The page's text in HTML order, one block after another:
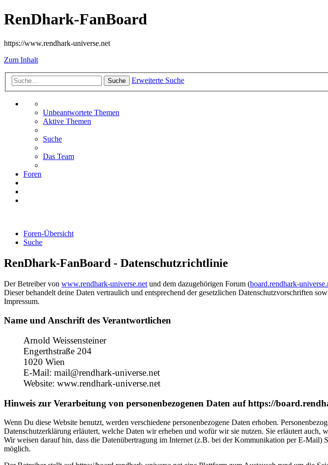
RenDhark-FanBoard
https://www.rendhark-universe.net
Zum Inhalt
Suche Erweiterte Suche
Unbeantwortete Themen
Aktive Themen
Suche
Das Team
Foren
Foren-Übersicht
Suche
RenDhark-FanBoard - Datenschutzrichtlinie
Der Betreiber von www.rendhark-universe.net und dem dazugehörigen Forum (board.rendhark-
Dieser behandelt deine Daten vertraulich und entsprechend der gesetzlichen Datenschutzvorschriften
Impressum.
Name und Anschrift des Verantwortlichen
Arnold Weissensteiner
Engerthstraße 204
1020 Wien
E-Mail: mail@rendhark-universe.net
Website: www.rendhark-universe.net
Hinweis zur Verarbeitung von personenbezogenen Daten auf https://
Wenn Du diese Website benutzt, werden verschiedene personenbezogene Daten erhoben.
Datenschutzerklärung erläutert, welche Daten wir erheben und wofür wir sie nutzen. Sie erläutert auch,
Wir weisen darauf hin, dass die Datenübertragung im Internet (z.B. bei der Kommunikation per E-
möglich.